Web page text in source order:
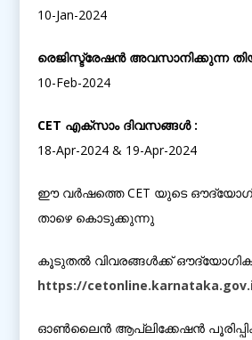
10-Jan-2024
രെജിസ്ട്രേഷൻ അവസാനിക്കുന്ന
10-Feb-2024
CET എക്സാം ദിവസങ്ങൾ :
18-Apr-2024 & 19-Apr-2024
ഈ വർഷത്തെ CET യുടെ
താഴെ കൊടുക്കുന്നു
കൂടുതൽ വിവരങ്ങൾക്ക്
https://
ഓൺലൈൻ ആപ്ലിക്കേഷൻ